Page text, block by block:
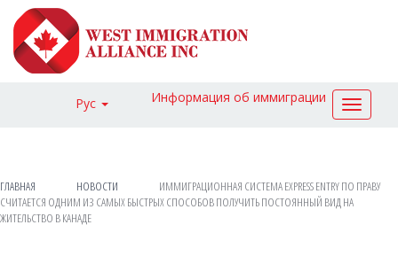
Toggle
Информация об иммиграции
Рус
ГЛАВНАЯ НОВОСТИ
ИММИГРАЦИОННАЯ СИСТЕМА EXPRESS ENTRY ПО ПРАВУ
СЧИТАЕТСЯ ОДНИМ ИЗ САМЫХ БЫСТРЫХ СПОСОБОВ ПОЛУЧИТЬ ПОСТОЯННЫЙ ВИД НА
ЖИТЕЛЬСТВО В КАНАДЕ